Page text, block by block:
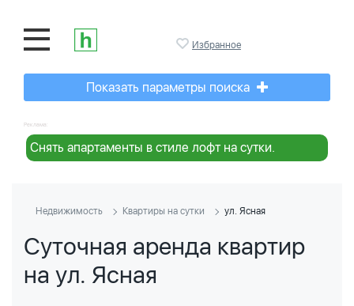
Избранное
Показать параметры поиска
Реклама:
Снять апартаменты в стиле лофт на сутки.
Недвижимость Квартиры на сутки ул. Ясная
Суточная аренда квартир
на ул. Ясная